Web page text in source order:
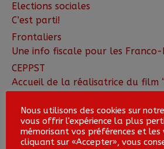
Elections sociales
C’est parti!
Frontaliers
Une info fiscale pour les Franco-
CEPPST
Accueil de la réalisatrice du film
MyFGTB: plus rapide, plus
gratuit!
Le personnel administratif et
Nous utilisons des cookies sur
vous offrir l'expérience la plus
mémorisant vos préférences et les
cliquant sur «Accepter», vous